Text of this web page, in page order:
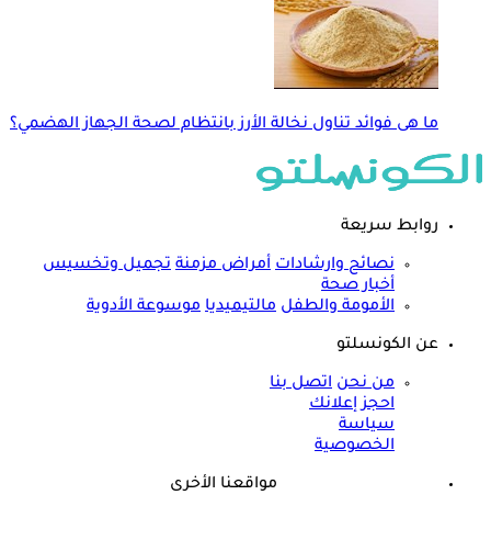
ما هى فوائد تناول نخالة الأرز بانتظام لصحة الجهاز الهضمي؟
روابط سريعة
نصائح وارشادات أمراض مزمنة تجميل وتخسيس
أخبار صحة
الأمومة والطفل مالتيميديا موسوعة الأدوية
عن الكونسلتو
من نحن اتصل بنا
احجز إعلانك
سياسة
الخصوصية
مواقعنا الأخرى